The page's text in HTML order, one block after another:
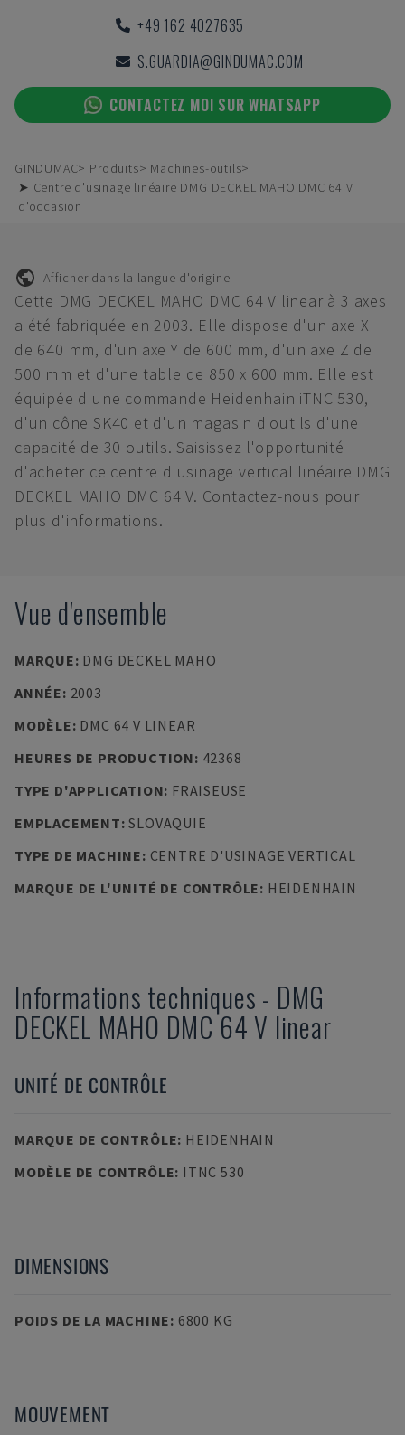
+49 162 4027635
S.GUARDIA@GINDUMAC.COM
CONTACTEZ MOI SUR WHATSAPP
GINDUMAC Produits
Machines-outils
➤ Centre d'usinage linéaire DMG DECKEL MAHO DMC 64 V
d'occasion
Afficher dans la langue d'origine
Cette DMG DECKEL MAHO DMC 64 V linear à 3 axes
a été fabriquée en 2003. Elle dispose d'un axe X
de 640 mm, d'un axe Y de 600 mm, d'un axe Z de
500 mm et d'une table de 850 x 600 mm. Elle est
équipée d'une commande Heidenhain iTNC 530,
d'un cône SK40 et d'un magasin d'outils d'une
capacité de 30 outils. Saisissez l'opportunité
d'acheter ce centre d'usinage vertical linéaire DMG
DECKEL MAHO DMC 64 V. Contactez-nous pour
plus d'informations.
Vue d'ensemble
MARQUE: DMG DECKEL MAHO
ANNÉE: 2003
MODÈLE: DMC 64 V LINEAR
HEURES DE PRODUCTION: 42368
TYPE D'APPLICATION: FRAISEUSE
EMPLACEMENT:SLOVAQUIE
TYPE DE MACHINE: CENTRE D'USINAGE VERTICAL
MARQUE DE L'UNITÉ DE CONTRÔLE: HEIDENHAIN
Informations techniques - DMG
DECKEL MAHO DMC 64 V linear
UNITÉ DE CONTRÔLE
MARQUE DE CONTRÔLE: HEIDENHAIN
MODÈLE DE CONTRÔLE: ITNC 530
DIMENSIONS
POIDS DE LA MACHINE: 6800 KG
MOUVEMENT